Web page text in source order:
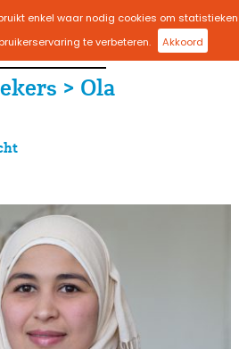
enkel waar nodig cookies om statistieken
te verbeteren.
Akkoord
menu
> Ola